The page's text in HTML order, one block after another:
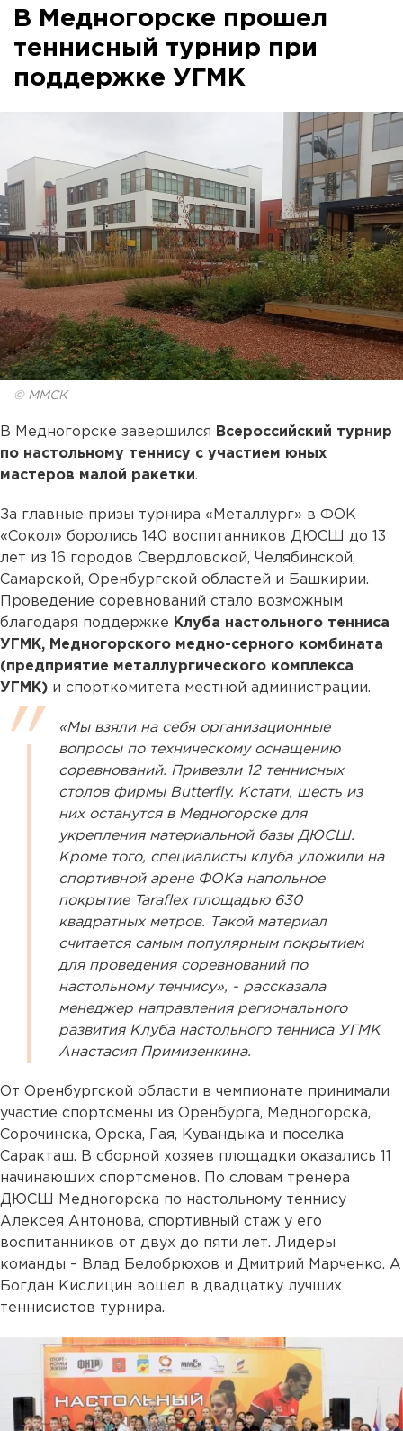
В Медногорске прошел
теннисный турнир при
поддержке УГМК
© ММСК
В Медногорске завершился Всероссийский турнир
по настольному теннису с участием юных
мастеров малой ракетки.
За главные призы турнира «Металлург» в ФОК
«Сокол» боролись 140 воспитанников ДЮСШ до 13
лет из 16 городов Свердловской, Челябинской,
Самарской, Оренбургской областей и Башкирии.
Проведение соревнований стало возможным
благодаря поддержке Клуба настольного тенниса
УГМК, Медногорского медно-серного комбината
(предприятие металлургического комплекса
УГМК) и спорткомитета местной администрации.
«Мы взяли на себя организационные
вопросы по техническому оснащению
соревнований. Привезли 12 теннисных
столов фирмы Butterfly. Кстати, шесть из
них останутся в Медногорске для
укрепления материальной базы ДЮСШ.
Кроме того, специалисты клуба уложили на
спортивной арене ФОКа напольное
покрытие Taraflex площадью 630
квадратных метров. Такой материал
считается самым популярным покрытием
для проведения соревнований по
настольному теннису», - рассказала
менеджер направления регионального
развития Клуба настольного тенниса УГМК
Анастасия Примизенкина.
От Оренбургской области в чемпионате принимали
участие спортсмены из Оренбурга, Медногорска,
Сорочинска, Орска, Гая, Кувандыка и поселка
Саракташ. В сборной хозяев площадки оказались 11
начинающих спортсменов. По словам тренера
ДЮСШ Медногорска по настольному теннису
Алексея Антонова, спортивный стаж у его
воспитанников от двух до пяти лет. Лидеры
команды – Влад Белобрюхов и Дмитрий Марченко. А
Богдан Кислицин вошел в двадцатку лучших
теннисистов турнира.